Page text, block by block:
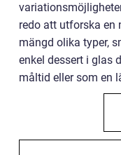
redo att utforska en
mängd olika typer,
enkel dessert i glas
måltid eller som en